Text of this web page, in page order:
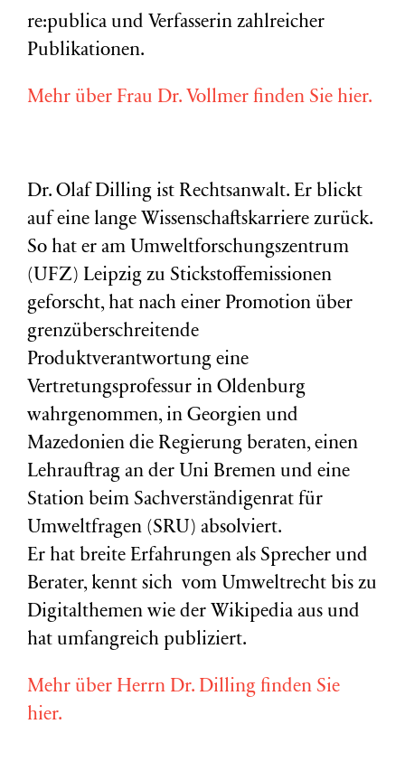
re:publica und Verfasserin zahlreicher
Publikationen.
Mehr über Frau Dr. Vollmer finden Sie hier.
Dr. Olaf Dilling ist Rechtsanwalt. Er blickt
auf eine lange Wissenschaftskarriere zurück.
So hat er am Umweltforschungszentrum
(UFZ) Leipzig zu Stickstoffemissionen
geforscht, hat nach einer Promotion über
grenzüberschreitende
Produktverantwortung eine
Vertretungsprofessur in Oldenburg
wahrgenommen, in Georgien und
Mazedonien die Regierung beraten, einen
Lehrauftrag an der Uni Bremen und eine
Station beim Sachverständigenrat für
Umweltfragen (SRU ) absolviert.
Er hat breite Erfahrungen als Sprecher und
Berater, kennt sich vom Umweltrecht bis zu
Digitalthemen wie der Wikipedia aus und
hat umfangreich publiziert.
Mehr über Herrn Dr. Dilling finden Sie
hier.